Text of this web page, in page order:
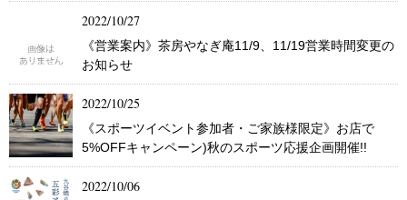
2022/10/27
《営業案内》茶房やなぎ庵11/9、11/19営業時間変更の
お知らせ
2022/10/25
《スポーツイベント参加者・ご家族様限定》お店で
5%OFFキャンペーン)秋のスポーツ応援企画開催!!
2022/10/06